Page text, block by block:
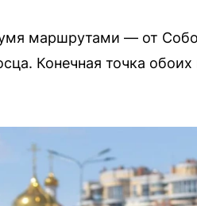
маршрутами — от
Конечная точка